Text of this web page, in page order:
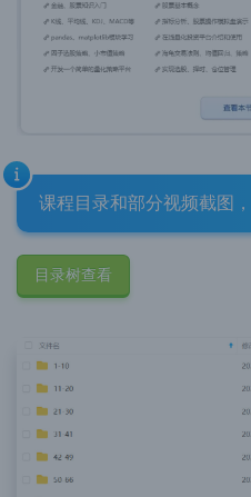
课程目录和部分视频截图，
目录树查看